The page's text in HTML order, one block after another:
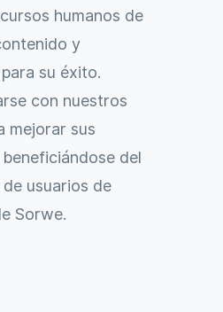
humanos de
y
su éxito.
con nuestros
mejorar sus
del
usuarios de
Sorwe.